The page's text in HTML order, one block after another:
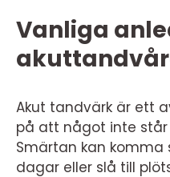
Vanliga
Akut tandvärk är ett
på att något inte
Smärtan kan
dagar eller slå till